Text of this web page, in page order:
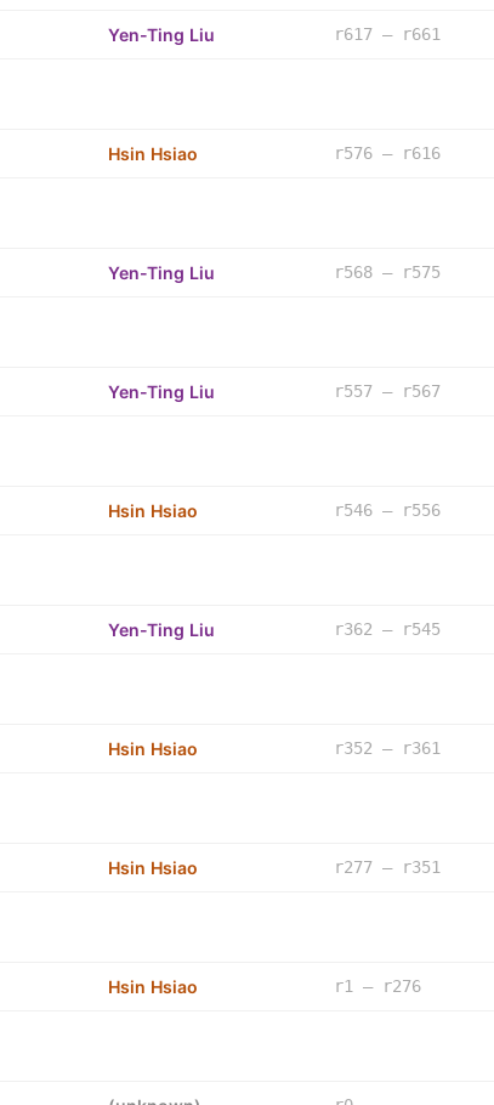
Yen-Ting Liu
r617 – r661
Hsin Hsiao
r576 – r616
Yen-Ting Liu
r568 – r575
Yen-Ting Liu
r557 – r567
Hsin Hsiao
r546 – r556
Yen-Ting Liu
r362 – r545
Hsin Hsiao
r352 – r361
Hsin Hsiao
r277 – r351
Hsin Hsiao
r1 – r276